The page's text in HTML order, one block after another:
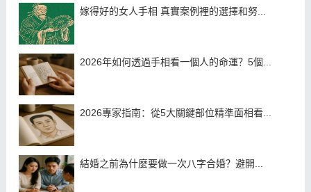
嫁得好的女人手相 真實案例裡的選擇和努...
2026年如何透過手相看一個人的命運？5個...
2026專家指南：從5大關鍵部位精準面相看...
結婚之前為什麼要做一次八字合婚？避開...